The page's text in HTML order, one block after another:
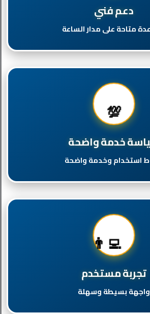
دعم فني
متاحة على مدار الساعة
💯
خدمة واضحة
استخدام وخدمة واضحة
👨‍💻
تجربة مستخدم
واجهة بسيطة وسهلة